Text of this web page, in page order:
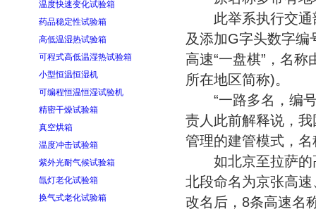
温度快速变化试验箱
药品稳定性试验箱
高低温湿热试验箱
可程式高低温湿热试验箱
小型恒温恒湿机
可编程恒温恒湿试验机
精密干燥试验箱
真空烘箱
温度冲击试验箱
紫外光耐气候试验箱
氙灯老化试验箱
换气式老化试验箱
此举系执行交通部
及添加G字头数字编
高速“一盘棋”，名
所在地区简称)。
“一路多名，编号
责人此前解释说，
管理的建管模式，
如北京至拉萨的
北段命名为京张高
改名后，8条高速名